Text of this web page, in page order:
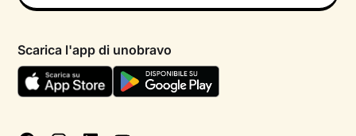
Psicologo in chat
Aiuto urgente
FAQ
Termini e condizioni
Informativa Privacy
Scarica l'app di unobravo